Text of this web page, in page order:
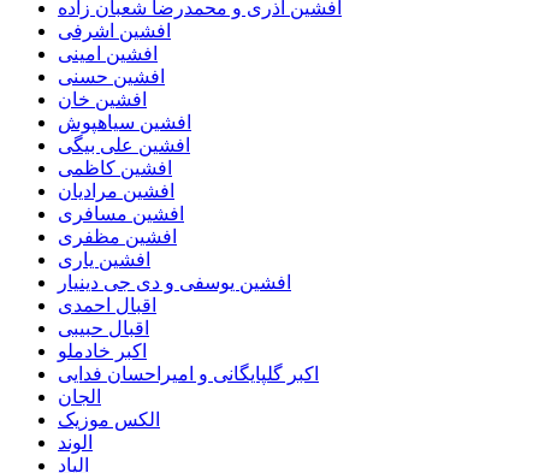
افشین آذری و محمدرضا شعبان زاده
افشین اشرفی
افشین امینی
افشین حسنی
افشین خان
افشین سیاهپوش
افشین علی بیگی
افشین کاظمی
افشین مرادیان
افشین مسافری
افشین مظفری
افشین یاری
افشین یوسفی و دی جی دینیار
اقبال احمدی
اقبال حبیبی
اکبر خادملو
اکبر گلپایگانی و امیراحسان فدایی
الجان
الکس موزیک
الوند
الیاد